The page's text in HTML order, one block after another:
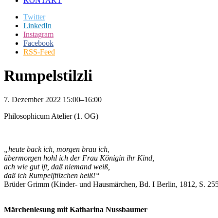
Twitter
LinkedIn
Instagram
Facebook
RSS-Feed
Rumpelstilzli
7. Dezember 2022 15:00–16:00
Philosophicum Atelier (1. OG)
„heute back ich, morgen brau ich,
übermorgen hohl ich der Frau Königin ihr Kind,
ach wie gut iſt, daß niemand weiß,
daß ich Rumpelſtilzchen heiß!“
Brüder Grimm (Kinder- und Hausmärchen, Bd. I Berlin, 1812, S.
Märchenlesung mit Katharina Nussbaumer